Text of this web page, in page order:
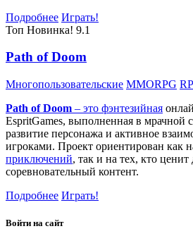
Подробнее Играть!
Топ Новинка! 9.1
Path of Doom
Многопользовательские MMORPG
Path of Doom – это фэнтезийная
EspritGames, выполненная в мрачной
развитие персонажа и активное
игроками. Проект ориентирован как
приключений, так и на тех, кто
соревновательный контент.
Подробнее Играть!
Войти на сайт